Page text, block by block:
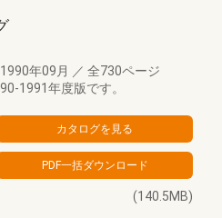
1990年09月 ／ 全730ページ
1991年度版です。
(140.5MB)